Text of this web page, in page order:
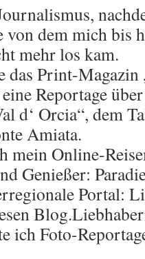
von dem mich bis
mehr los kam.
das Print-
Reportage
d‘ Orcia“, dem
Amiata.
mein Online-
Genießer:
Portal:
ich Foto-